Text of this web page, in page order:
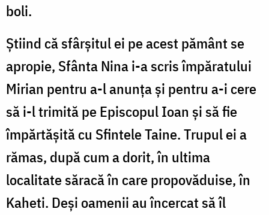
boli.
Știind că sfârșitul ei pe acest pământ se
apropie, Sfânta Nina i-a scris împăratului
Mirian pentru a-l anunța și pentru a-i cere
să i-l trimită pe Episcopul Ioan și să fie
împărtășită cu Sfintele Taine. Trupul ei a
rămas, după cum a dorit, în ultima
localitate săracă în care propovăduise, în
Kaheti. Deși oamenii au încercat să îl